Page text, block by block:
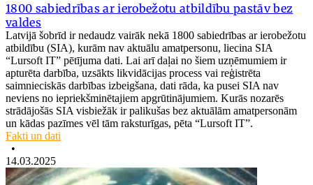
1800 sabiedrības ar ierobežotu atbildību pastāv bez
valdes
Latvijā šobrīd ir nedaudz vairāk nekā 1800 sabiedrības ar ierobežotu
atbildību (SIA), kurām nav aktuālu amatpersonu, liecina SIA
“Lursoft IT” pētījuma dati. Lai arī daļai no šiem uzņēmumiem ir
apturēta darbība, uzsākts likvidācijas process vai reģistrēta
saimnieciskās darbības izbeigšana, dati rāda, ka pusei SIA nav
neviens no iepriekšminētajiem apgrūtinājumiem. Kurās nozarēs
strādājošās SIA visbiežāk ir palikušas bez aktuālām amatpersonām
un kādas pazīmes vēl tām raksturīgas, pēta “Lursoft IT”.
Fakti un dati
•
14.03.2025